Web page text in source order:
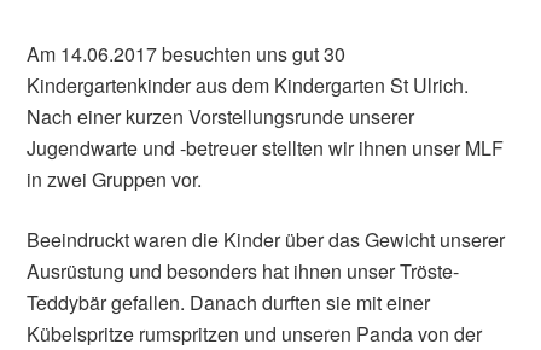
Am 14.06.2017 besuchten uns gut 30
Kindergartenkinder aus dem Kindergarten St Ulrich.
Nach einer kurzen Vorstellungsrunde unserer
Jugendwarte und -betreuer stellten wir ihnen unser MLF
in zwei Gruppen vor.
Beeindruckt waren die Kinder über das Gewicht unserer
Ausrüstung und besonders hat ihnen unser Tröste-
Teddybär gefallen. Danach durften sie mit einer
Kübelspritze rumspritzen und unseren Panda von der